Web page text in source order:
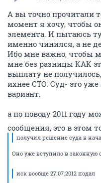
А вы точно прочитали
момент я хочу, чтобы
элемента. И пытаюсь
именно чинился, а не
Ибо мне важно, чтобы
мне без разницы КАК
выплату не
ихнее СТО. Суд- это
вариант.
а по поводу 2011 году
сообщения, это в этом
получил решение суда в
Оно уже вступило в законную
иск вообще 27.07.2012 подал